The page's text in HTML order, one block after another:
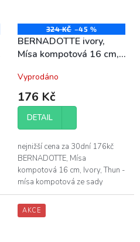
324 KČ –45 %
BERNADOTTE ivory,
Mísa kompotová 16 cm,
Vyprodáno
176 Kč
DETAIL
nejnižší cena za 30dní 176kč
BERNADOTTE, Mísa
kompotová 16 cm, Ivory, Thun -
mísa kompotová ze sady
BERNADOTTE slonová kost -
průměr mísy BERNADOTTE 16
cm - vyrobeno z vysoce...
AKCE